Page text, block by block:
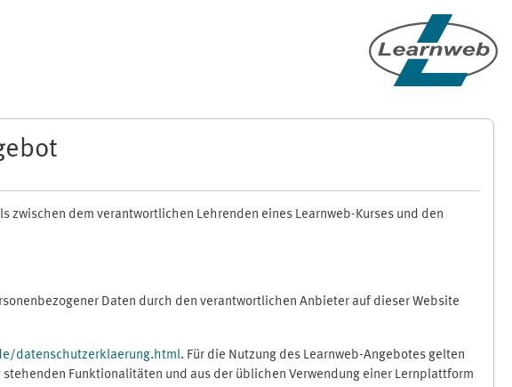
dem verantwortlichen Lehrenden eines Learnweb-Kurses und den
Daten durch den verantwortlichen Anbieter auf dieser Website
datenschutzerklaerung.html. Für die Nutzung des Learnweb-Angebotes gelten
Funktionalitäten und aus der üblichen Verwendung einer Lernplattform